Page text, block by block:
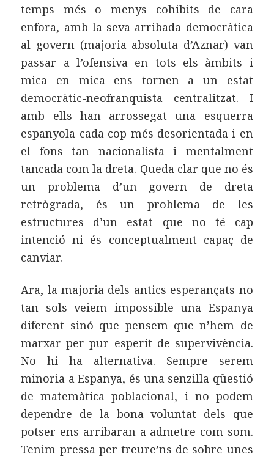
temps més o menys cohibits de cara
enfora, amb la seva arribada democràtica
al govern (majoria absoluta d’Aznar) van
passar a l’ofensiva en tots els àmbits i
mica en mica ens tornen a un estat
democràtic-neofranquista centralitzat. I
amb ells han arrossegat una esquerra
espanyola cada cop més desorientada i en
el fons tan nacionalista i mentalment
tancada com la dreta. Queda clar que no és
un problema d’un govern de dreta
retrògrada, és un problema de les
estructures d’un estat que no té cap
intenció ni és conceptualment capaç de
canviar.
Ara, la majoria dels antics esperançats no
tan sols veiem impossible una Espanya
diferent sinó que pensem que n’hem de
marxar per pur esperit de supervivència.
No hi ha alternativa. Sempre serem
minoria a Espanya, és una senzilla qüestió
de matemàtica poblacional, i no podem
dependre de la bona voluntat dels que
potser ens arribaran a admetre com som.
Tenim pressa per treure’ns de sobre unes